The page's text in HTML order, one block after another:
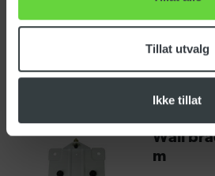
Tillat utvalg
Ikke tillat
EUR437 ex. vat
Wall
m